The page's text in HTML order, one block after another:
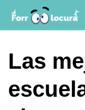
contenido
Las